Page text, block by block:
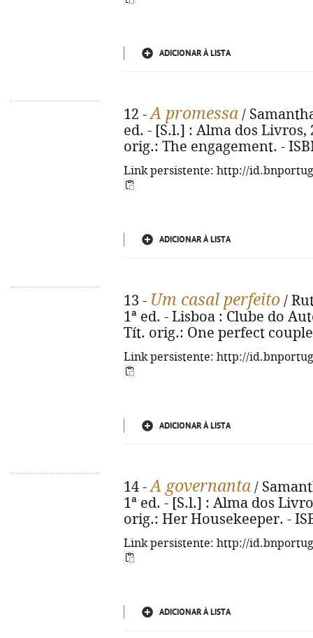
ADICIONAR À LISTA
12 -A promessa /
ed. - [S.l.] : Alma dos Livros,
orig.: The engagement. -
Link persistente: http://
ADICIONAR À LISTA
13 - Um casal perfeito /
1ª ed. - Lisboa : Clube do
Tít. orig.: One perfect
Link persistente: http://
ADICIONAR À LISTA
14 -A governanta /
1ª ed. - [S.l.] : Alma dos
orig.: Her Housekeeper. -
Link persistente: http://
ADICIONAR À LISTA